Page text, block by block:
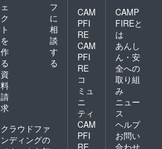
（先着
順）。
※ご予約
時の
キャン
セリポ
リシー
は「前
日18時
以降の
キャン
セル・
ノー
ショー
ェ
ク
ト
を
作
る
フ
に
相
談
す
る
資
料
請
求
クラウドファ
ンディングの
CAM
PFI
RE
CAM
PFI
RE
コ
ミュ
ニ
ティ
CAM
PFI
CAMP
FIREと
は
あんし
ん・安
全への
取り組
み
ニュー
ス
ヘルプ
お問い